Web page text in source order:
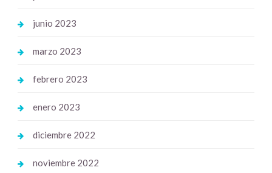
junio 2023
marzo 2023
febrero 2023
enero 2023
diciembre 2022
noviembre 2022